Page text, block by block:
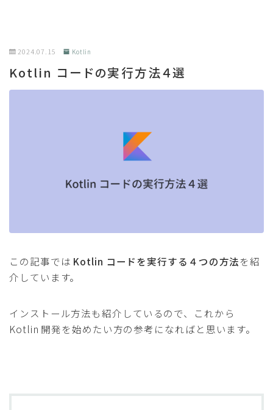
2024.07.15 Kotlin
Kotlin コードの実行方法４選
この記事では Kotlin コードを実行する４つの方法を紹
介しています。
インストール方法も紹介しているので、これから
Kotlin 開発を始めたい方の参考になればと思います。